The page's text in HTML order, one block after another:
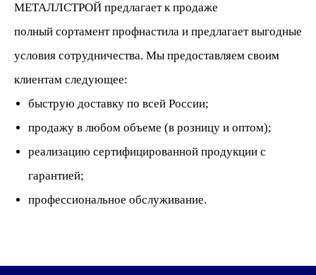
МЕТАЛЛСТРОЙ предлагает к продаже
полный сортамент профнастила и предлагает выгодные
условия сотрудничества. Мы предоставляем своим
клиентам следующее:
быструю доставку по всей России;
продажу в любом объеме (в розницу и оптом);
реализацию сертифицированной продукции с
гарантией;
профессиональное обслуживание.